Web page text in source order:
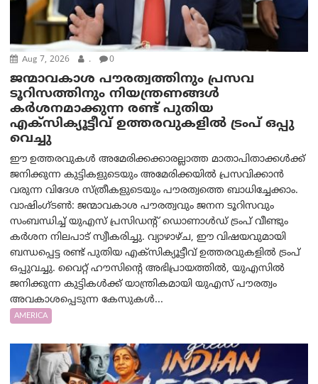
Aug 7, 2026 . 0
ജന്മാവകാശ പൗരത്വത്തിനും പ്രസവ
ടൂറിസത്തിനും നിയന്ത്രണങ്ങൾ
കർശനമാക്കുന്ന രണ്ട് പുതിയ
എക്സിക്യൂട്ടീവ് ഉത്തരവുകളിൽ ട്രംപ് ഒപ്പു
വെച്ചു
ഈ ഉത്തരവുകൾ അമേരിക്കക്കാരല്ലാത്ത മാതാപിതാക്കൾക്ക്
ജനിക്കുന്ന കുട്ടികളുടെയും അമേരിക്കയിൽ പ്രസവിക്കാൻ
വരുന്ന വിദേശ സ്ത്രീകളുടെയും പൗരത്വത്തെ ബാധിച്ചേക്കാം.
വാഷിംഗ്ടണ്‍: ജന്മാവകാശ പൗരത്വവും ജനന ടൂറിസവും
സംബന്ധിച്ച് യുഎസ് പ്രസിഡന്റ് ഡൊണാൾഡ് ട്രംപ് വീണ്ടും
കർശന നിലപാട് സ്വീകരിച്ചു. വ്യാഴാഴ്ച, ഈ വിഷയവുമായി
ബന്ധപ്പെട്ട രണ്ട് പുതിയ എക്സിക്യൂട്ടീവ് ഉത്തരവുകളിൽ ട്രംപ്
ഒപ്പുവച്ചു. വൈറ്റ് ഹൗസിന്റെ അഭിപ്രായത്തിൽ, യുഎസിൽ
ജനിക്കുന്ന കുട്ടികൾക്ക് യാന്ത്രികമായി യുഎസ് പൗരത്വം
അവകാശപ്പെടുന്ന കേസുകൾ...
AMERICA